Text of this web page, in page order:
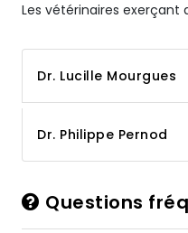
Les vétérinaires
Dr. Lucille Mourgues
Dr. Philippe Pernod
Questions